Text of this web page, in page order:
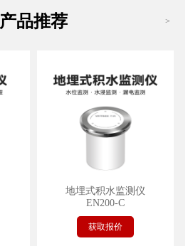
产品推荐 >
地埋式积水监测仪
EN200-C
获取报价